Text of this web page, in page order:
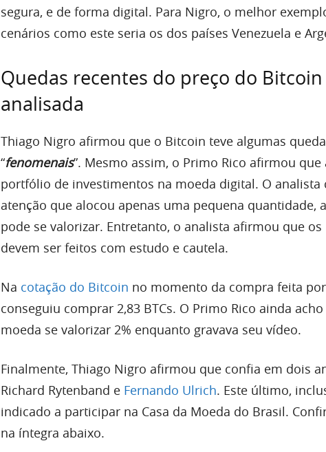
segura, e de forma digital. Para Nigro, o melhor
cenários como este seria os dos países Venezuela e
Quedas recentes do preço do
analisada
Thiago Nigro afirmou que o Bitcoin teve algumas
“fenomenais”. Mesmo assim, o Primo Rico afirmou que
portfólio de investimentos na moeda digital. O analista
atenção que alocou apenas uma pequena quantidade,
pode se valorizar. Entretanto, o analista afirmou que
devem ser feitos com estudo e cautela.
Na cotação do Bitcoin no momento da compra feita
conseguiu comprar 2,83 BTCs. O Primo Rico ainda
moeda se valorizar 2% enquanto gravava seu vídeo.
Finalmente, Thiago Nigro afirmou que confia em dois
Richard Rytenband e Fernando Ulrich. Este último,
indicado a participar na Casa da Moeda do Brasil.
na íntegra abaixo.